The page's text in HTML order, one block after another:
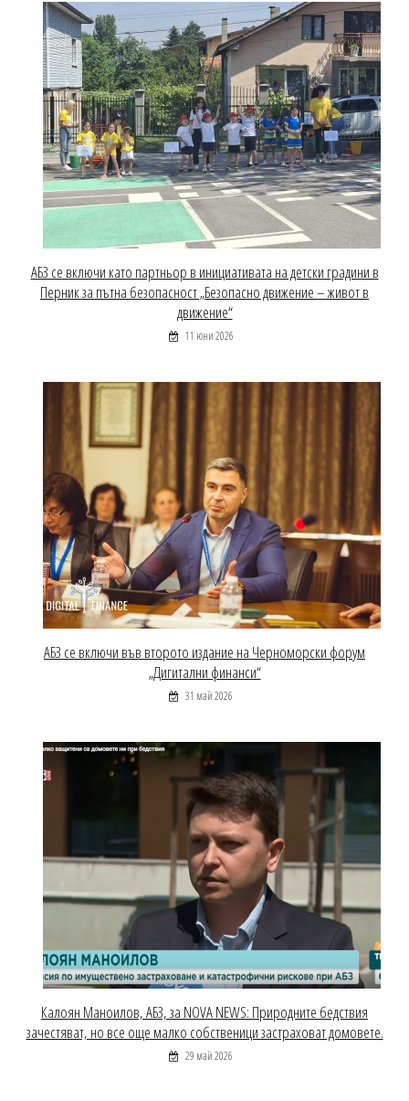
АБЗ се включи като партньор в инициативата на детски градини в
Перник за пътна безопасност „Безопасно движение – живот в
движение“
11 юни 2026
АБЗ се включи във второто издание на Черноморски форум
„Дигитални финанси“
31 май 2026
Калоян Маноилов, АБЗ, за NOVA NEWS: Природните бедствия
зачестяват, но все още малко собственици застраховат домовете.
29 май 2026